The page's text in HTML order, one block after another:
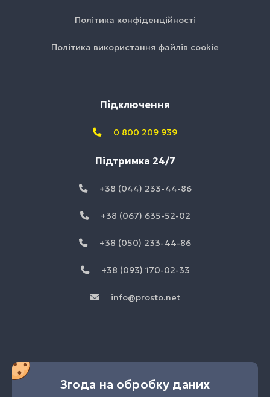
Політика конфіденційності
Політика використання файлів cookie
Підключення
0 800 209 939
Підтримка 24/7
+38 (044) 233-44-86
+38 (067) 635-52-02
+38 (050) 233-44-86
+38 (093) 170-02-33
info@prosto.net
Згода на обробку даних